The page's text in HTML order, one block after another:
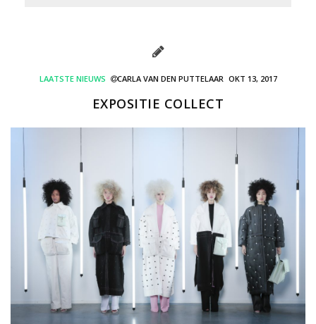
LAATSTE NIEUWS CARLA VAN DEN PUTTELAAR OKT 13, 2017
EXPOSITIE COLLECT